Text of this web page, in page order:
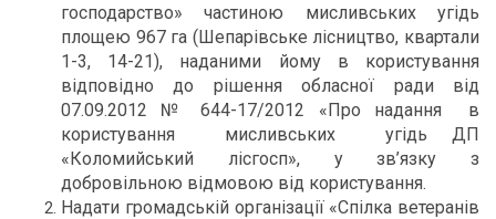
господарство» частиною мисливських угідь
площею 967 га (Шепарівське лісництво, квартали
1-3, 14-21), наданими йому в користування
відповідно до рішення обласної ради від
07.09.2012 № 644-17/2012 «Про надання в
користування мисливських угідь ДП
«Коломийський лісгосп», у зв’язку з
добровільною відмовою від користування.
Надати громадській організації «Спілка ветеранів